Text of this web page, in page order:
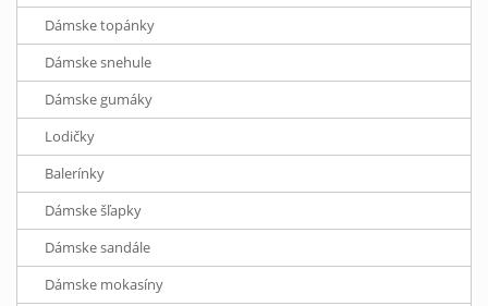
Dámske topánky
Dámske snehule
Dámske gumáky
Lodičky
Balerínky
Dámske šľapky
Dámske sandále
Dámske mokasíny